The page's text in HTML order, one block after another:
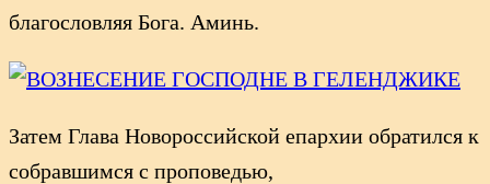
благословляя Бога. Аминь.
Затем Глава Новороссийской епархии обратился к
собравшимся с проповедью,